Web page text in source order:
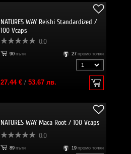
NATURES WAY Reishi Standardized /
100 Vcaps
0.0
90 пъти 27 промо точки
27.44 €/ 53.67 лв.
NATURES WAY Maca Root / 100 Vcaps
0.0
89 пъти 19 промо точки